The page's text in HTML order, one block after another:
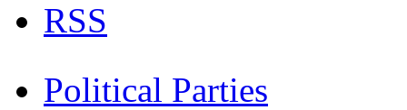
RSS
Political Parties